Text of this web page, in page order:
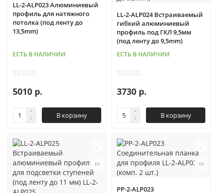
LL-2-ALP023 Алюминиевый
профиль для натяжного
потолка (под ленту до
13,5mm)
ЕСТЬ В НАЛИЧИИ
5010 р.
В корзину
LL-2-ALP024 Встраиваемый
гибкий алюминиевый
профиль под ГКЛ 9,5мм
(под ленту до 9,5mm)
ЕСТЬ В НАЛИЧИИ
3730 р.
В корзину
PP-2-ALP023